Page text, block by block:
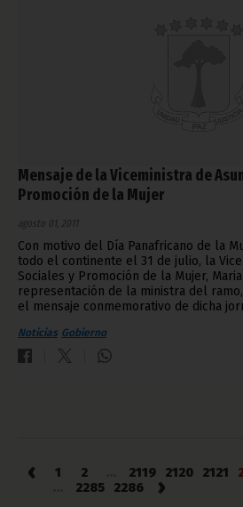
Mensaje de la Viceministra de
Promoción de la Mujer
agosto 01, 2011
Con motivo del Día Panafricano de la
todo el continente el 31 de julio, la
Sociales y Promoción de la Mujer,
representación de la ministra del
el mensaje conmemorativo de dicha
Noticias Gobierno
‹ 1 2 2119 2120 2121
2285 2286 ›